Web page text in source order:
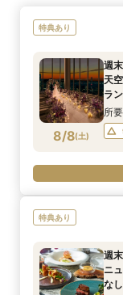
特典あり
8/8(土)
週
天
ラ
所
特典あり
週
ニ
な